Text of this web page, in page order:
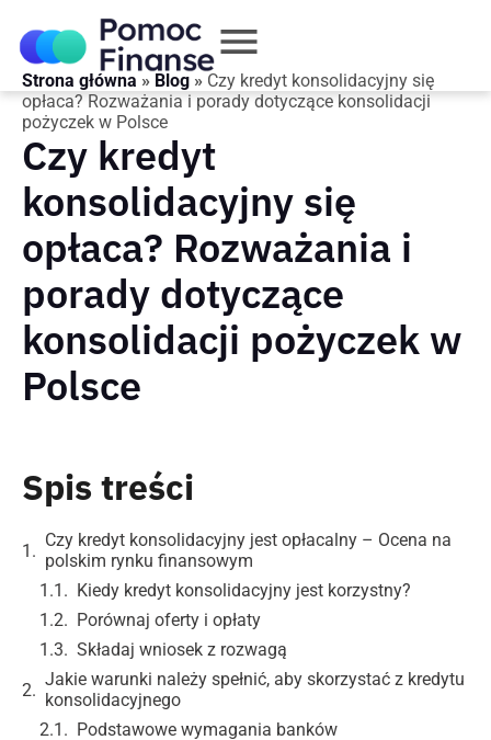
Strona główna » Blog » Czy kredyt konsolidacyjny się
opłaca? Rozważania i porady dotyczące konsolidacji
pożyczek w Polsce
Czy kredyt
konsolidacyjny się
opłaca? Rozważania i
porady dotyczące
konsolidacji pożyczek w
Polsce
Spis treści
Czy kredyt konsolidacyjny jest opłacalny – Ocena na
polskim rynku finansowym
Kiedy kredyt konsolidacyjny jest korzystny?
Porównaj oferty i opłaty
Składaj wniosek z rozwagą
Jakie warunki należy spełnić, aby skorzystać z kredytu
konsolidacyjnego
Podstawowe wymagania banków